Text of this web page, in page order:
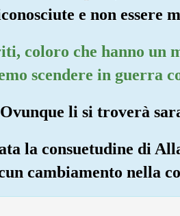
e non
coloro che hanno un
scendere in guerra
li si troverà
la consuetudine di
cambiamento nella